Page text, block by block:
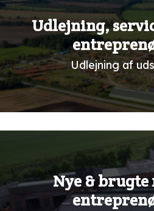
Udlejning,
Udlejning af
Nye &